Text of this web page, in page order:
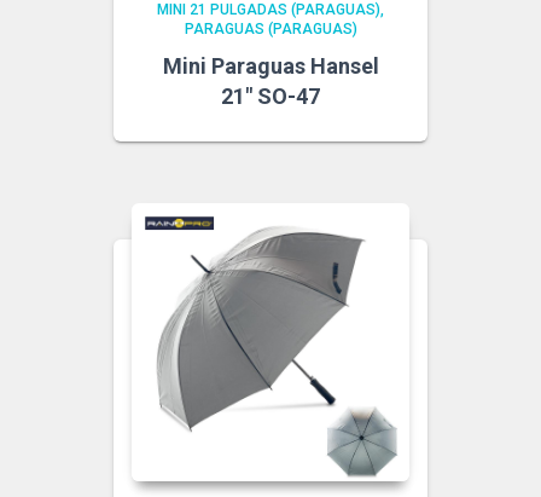
MINI 21 PULGADAS (PARAGUAS)
PARAGUAS (PARAGUAS)
Mini Paraguas Hansel
21″ SO-47